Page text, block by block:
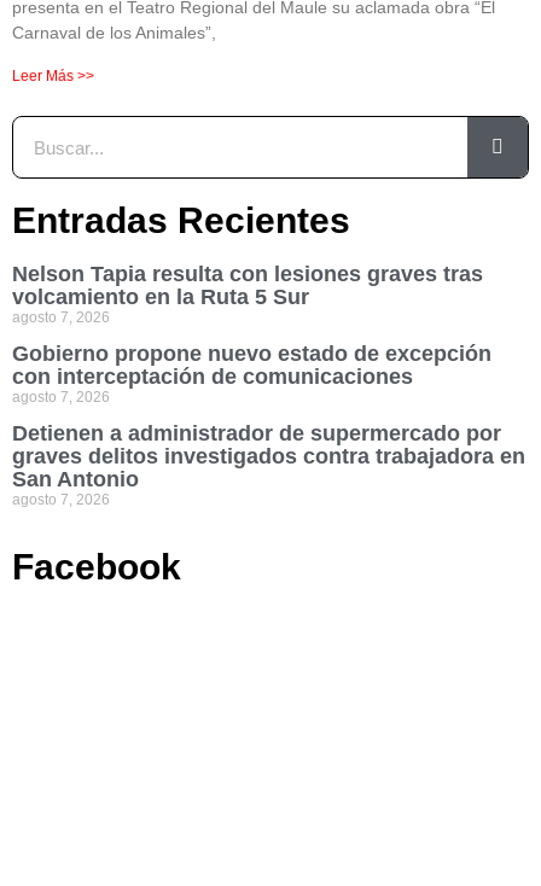
presenta en el Teatro Regional del Maule su aclamada obra “El
Carnaval de los Animales”,
Leer Más >>
Entradas Recientes
Nelson Tapia resulta con lesiones graves tras
volcamiento en la Ruta 5 Sur
agosto 7, 2026
Gobierno propone nuevo estado de excepción
con interceptación de comunicaciones
agosto 7, 2026
Detienen a administrador de supermercado por
graves delitos investigados contra trabajadora en
San Antonio
agosto 7, 2026
Facebook